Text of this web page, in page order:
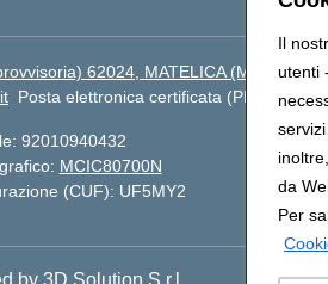
Il
utenti
da
Per
62024, MATELICA (MC)
Posta elettronica certificata (PEC):
92010940432
MCIC80700N
(CUF): UF5MY2
by 3D Solution S.r.l.